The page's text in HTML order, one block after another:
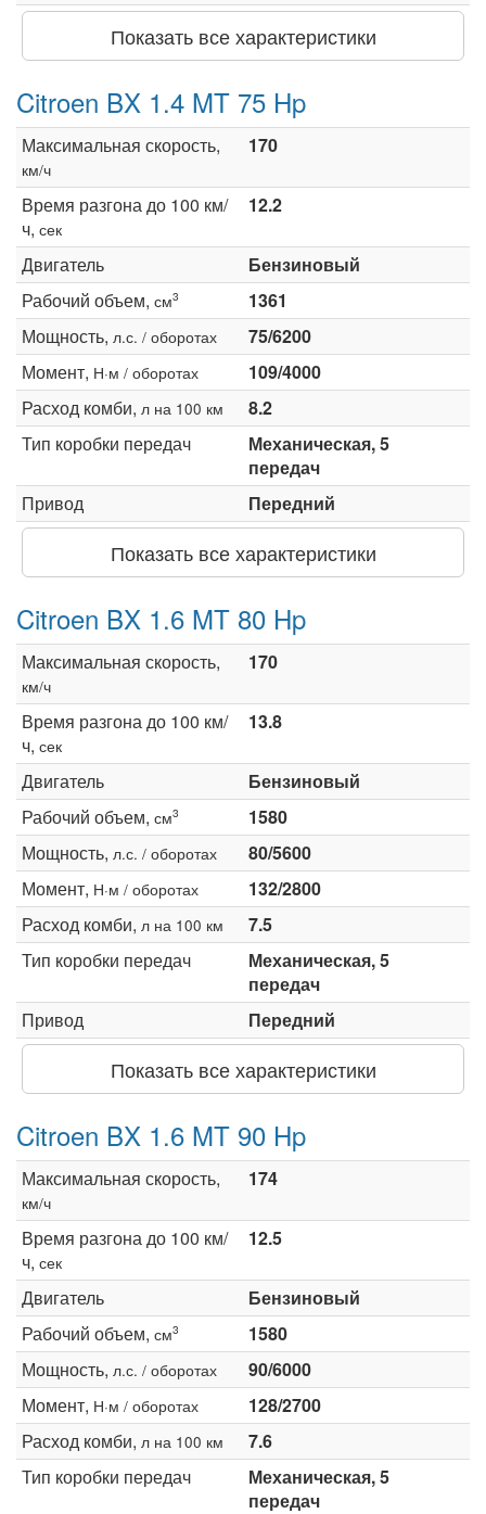
Показать все характеристики
Citroen BX 1.4 MT 75 Hp
Максимальная скорость,
км/ч
170
Время разгона до 100 км/
ч, сек
12.2
Двигатель
Бензиновый
Рабочий объем, см3
1361
Мощность, л.с. / оборотах
75/6200
Момент, Н·м / оборотах
109/4000
Расход комби, л на 100 км
8.2
Тип коробки передач
Механическая, 5
передач
Привод
Передний
Показать все характеристики
Citroen BX 1.6 MT 80 Hp
Максимальная скорость,
км/ч
170
Время разгона до 100 км/
ч, сек
13.8
Двигатель
Бензиновый
Рабочий объем, см3
1580
Мощность, л.с. / оборотах
80/5600
Момент, Н·м / оборотах
132/2800
Расход комби, л на 100 км
7.5
Тип коробки передач
Механическая, 5
передач
Привод
Передний
Показать все характеристики
Citroen BX 1.6 MT 90 Hp
Максимальная скорость,
км/ч
174
Время разгона до 100 км/
ч, сек
12.5
Двигатель
Бензиновый
Рабочий объем, см3
1580
Мощность, л.с. / оборотах
90/6000
Момент, Н·м / оборотах
128/2700
Расход комби, л на 100 км
7.6
Тип коробки передач
Механическая, 5
передач